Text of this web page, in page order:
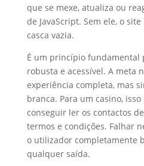
que se mexe, atualiza ou
de JavaScript. Sem ele, o
casca vazia.
É um princípio fundamental
robusta e acessível. A meta
experiência completa, mas
branca. Para um casino,
conseguir ler os contactos
termos e condições. Falhar
o utilizador completamente
qualquer saída.